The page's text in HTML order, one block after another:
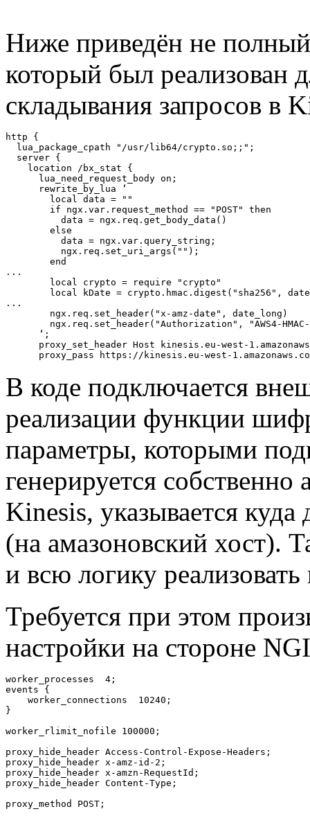
Ниже приведён не
который был реализован
складывания запросов в
http {
  lua_package_cpath "/usr/lib64/crypto.so;;";
  server {
    location /bx_stat {
      lua_need_request_body on;
      rewrite_by_lua ‘
        local data = ""
        if ngx.var.request_method == "POST" then
          data = ngx.req.get_body_data()
        else
          data = ngx.var.query_string;
          ngx.req.set_uri_args("");
        end
...
        local crypto = require "crypto"
local kDate = crypto.hmac.digest("sha256",
...
        ngx.req.set_header("x-amz-date", date_long)
ngx.req.set_header("Authorization", "AWS4-
      ‘;
proxy_set_header Host kinesis.eu-west-
В коде подключается
реализации функции
параметры, которыми
генерируется
Kinesis, указывается
(на амазоновский хост).
и всю логику
Требуется при этом
настройки на стороне
worker_processes  4;
events {
    worker_connections  10240;
}
worker_rlimit_nofile 100000;
proxy_hide_header Access-Control-Expose-Headers;
proxy_hide_header x-amz-id-2;
proxy_hide_header x-amzn-RequestId;
proxy_hide_header Content-Type;